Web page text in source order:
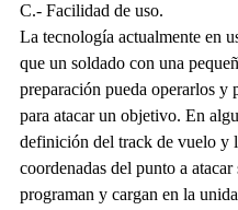
C.- Facilidad de uso.
La tecnología actualmente en
que un soldado con una
preparación pueda operarlos y
para atacar un objetivo. En
definición del track de vuelo y
coordenadas del punto a atacar
programan y cargan en la